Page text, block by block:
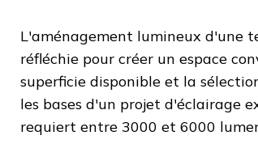
L'aménagement lumineux d'une
réfléchie pour créer un espace
superficie disponible et la
les bases d'un projet d'éclairage
requiert entre 3000 et 6000